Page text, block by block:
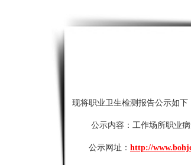
现将职业卫生检测报告公示如下
公示内容： 工作场所职业
公示网址： http://